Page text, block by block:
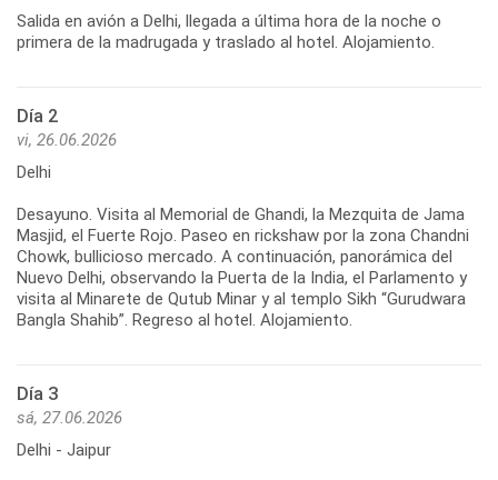
Salida en avión a Delhi, llegada a última hora de la noche o
primera de la madrugada y traslado al hotel. Alojamiento.
Día 2
vi, 26.06.2026
Delhi
Desayuno. Visita al Memorial de Ghandi, la Mezquita de Jama
Masjid, el Fuerte Rojo. Paseo en rickshaw por la zona Chandni
Chowk, bullicioso mercado. A continuación, panorámica del
Nuevo Delhi, observando la Puerta de la India, el Parlamento y
visita al Minarete de Qutub Minar y al templo Sikh “Gurudwara
Bangla Shahib”. Regreso al hotel. Alojamiento.
Día 3
sá, 27.06.2026
Delhi - Jaipur